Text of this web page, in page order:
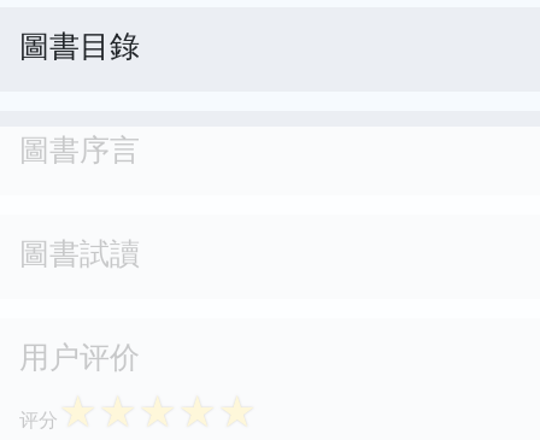
圖書目錄
圖書序言
圖書試讀
用户评价
评分 ☆☆☆☆☆